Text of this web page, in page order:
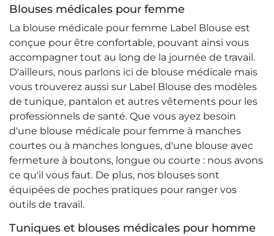
Blouses médicales pour femme
La blouse médicale pour femme Label Blouse est
conçue pour être confortable, pouvant ainsi vous
accompagner tout au long de la journée de travail.
D'ailleurs, nous parlons ici de blouse médicale mais
vous trouverez aussi sur Label Blouse des modèles
de tunique, pantalon et autres vêtements pour les
professionnels de santé. Que vous ayez besoin
d'une blouse médicale pour femme à manches
courtes ou à manches longues, d'une blouse avec
fermeture à boutons, longue ou courte : nous avons
ce qu'il vous faut. De plus, nos blouses sont
équipées de poches pratiques pour ranger vos
outils de travail.
Tuniques et blouses médicales pour homme